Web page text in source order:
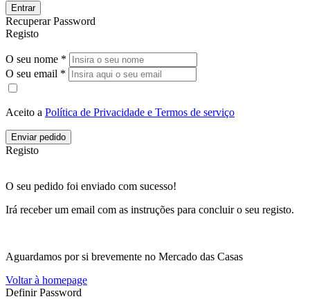
Entrar
Recuperar Password
Registo
O seu nome *
O seu email *
Aceito a Política de Privacidade e Termos de serviço
Enviar pedido
Registo
O seu pedido foi enviado com sucesso!
Irá receber um email com as instruções para concluir o seu registo.
Aguardamos por si brevemente no Mercado das Casas
Voltar à homepage
Definir Password